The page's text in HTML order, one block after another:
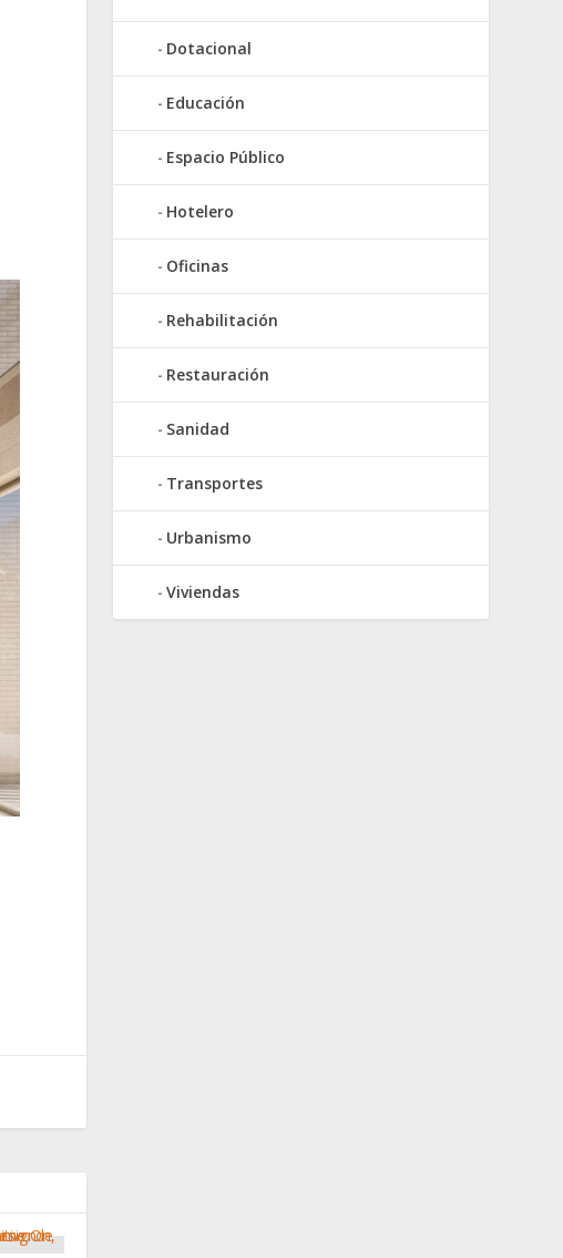
Dotacional
Educación
Espacio Público
Hotelero
Oficinas
Rehabilitación
Restauración
Sanidad
Transportes
Urbanismo
Viviendas